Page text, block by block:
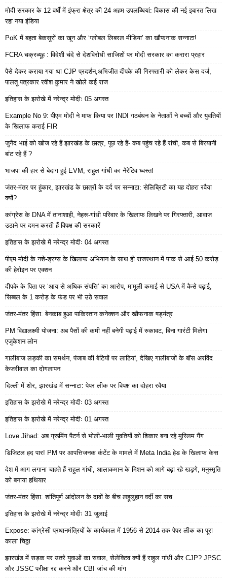
मोदी सरकार के 12 वर्षों में इंफ्रा क्षेत्र की 24 अहम उपलब्धियां: विकास की नई इबारत लिख
रहा नया इंडिया
PoK में बहता बेकसूरों का खून और ‘ग्लोबल लिबरल मीडिया’ का खौफनाक सन्नाटा!
FCRA चक्रव्यूह : विदेशी चंदे से देशविरोधी साजिशों पर मोदी सरकार का करारा प्रहार
पैसे देकर कराया गया था CJP प्रदर्शन,अभिजीत दीपके की गिरफ्तारी को लेकर केस दर्ज,
पालतू पत्रकार रवीश कुमार ने खोले कई राज
इतिहास के झरोखे में नरेन्द्र मोदीः 05 अगस्त
Example No 9: पीएम मोदी ने माफ किया पर INDI गठबंधन के नेताओं ने बच्चों और युवतियों
के खिलाफ कराई FIR
जुनैद भाई को खोज रहे हैं झारखंड के छात्र, पूछ रहे हैं- कब पहुंच रहे हैं रांची, कब से बिरयानी
बांट रहे हैं ?
भाजपा की हार से बेदाग हुई EVM, राहुल गांधी का नैरेटिव ध्वस्त!
जंतर-मंतर पर हुंकार, झारखंड के छात्रों के दर्द पर सन्नाटा: सेलिब्रिटी का यह दोहरा रवैया
क्यों?
कांग्रेस के DNA में तानाशाही, नेहरू-गांधी परिवार के खिलाफ लिखने पर गिरफ्तारी, आवाज
उठाने पर दमन करती हैं विपक्ष की सरकारें
इतिहास के झरोखे में नरेन्द्र मोदीः 04 अगस्त
पीएम मोदी के नशे-ड्रग्स के खिलाफ अभियान के साथ ही राजस्थान में पाक से आई 50 करोड़
की हेरोइन पर एक्शन
दीपके के पिता पर ‘आय से अधिक संपत्ति’ का आरोप, मामूली कमाई से USA में कैसे पढ़ाई,
सिब्बल के 1 करोड़ के फंड पर भी उठे सवाल
जंतर-मंतर हिंसा: बेनकाब हुआ पाकिस्तान कनेक्शन और खौफनाक षड्यंत्र
PM विद्यालक्ष्मी योजना: अब पैसों की कमी नहीं बनेगी पढ़ाई में रुकावट, बिना गारंटी मिलेगा
एजुकेशन लोन
गालीबाज लड़की का समर्थन, पंजाब की बेटियों पर लाठियां, देखिए गालीबाजों के बॉस अरविंद
केजरीवाल का दोगलापन
दिल्ली में शोर, झारखंड में सन्नाटा: पेपर लीक पर विपक्ष का दोहरा रवैया
इतिहास के झरोखे में नरेन्द्र मोदीः 03 अगस्त
इतिहास के झरोखे में नरेन्द्र मोदीः 01 अगस्त
Love Jihad: अब ग्रूमिंग पैटर्न से भोली-भाली युवतियों को शिकार बना रहे मुस्लिम गैंग
डिजिटल हद पार! PM पर आपत्तिजनक कंटेंट के मामले में Meta India हेड के खिलाफ केस
देश में आग लगाना चाहते हैं राहुल गांधी, आलाकमान के मिशन को आगे बढ़ा रहे खड़गे, मनुस्मृति
को बनाया हथियार
जंतर-मंतर हिंसा: शांतिपूर्ण आंदोलन के दावों के बीच लहूलुहान वर्दी का सच
इतिहास के झरोखे में नरेन्द्र मोदीः 31 जुलाई
Expose: कांग्रेसी प्रधानमंत्रियों के कार्यकाल में 1956 से 2014 तक पेपर लीक का पूरा
काला चिठ्ठा
झारखंड में सड़क पर उतरे युवाओं का सवाल, सेलेक्टिव क्यों हैं राहुल गांधी और CJP? JPSC
और JSSC परीक्षा रद्द करने और CBI जांच की मांग